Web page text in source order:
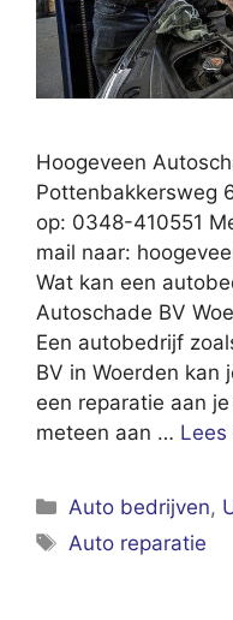
Hoogeveen
Pottenbakkersweg
op: 0348-410551
mail naar:
Wat kan een
Autoschade BV
Een autobedrijf
BV in Woerden kan
een reparatie aan
meteen aan … Lees
Categorieën
Auto bedrijven,
Tags
Auto reparatie